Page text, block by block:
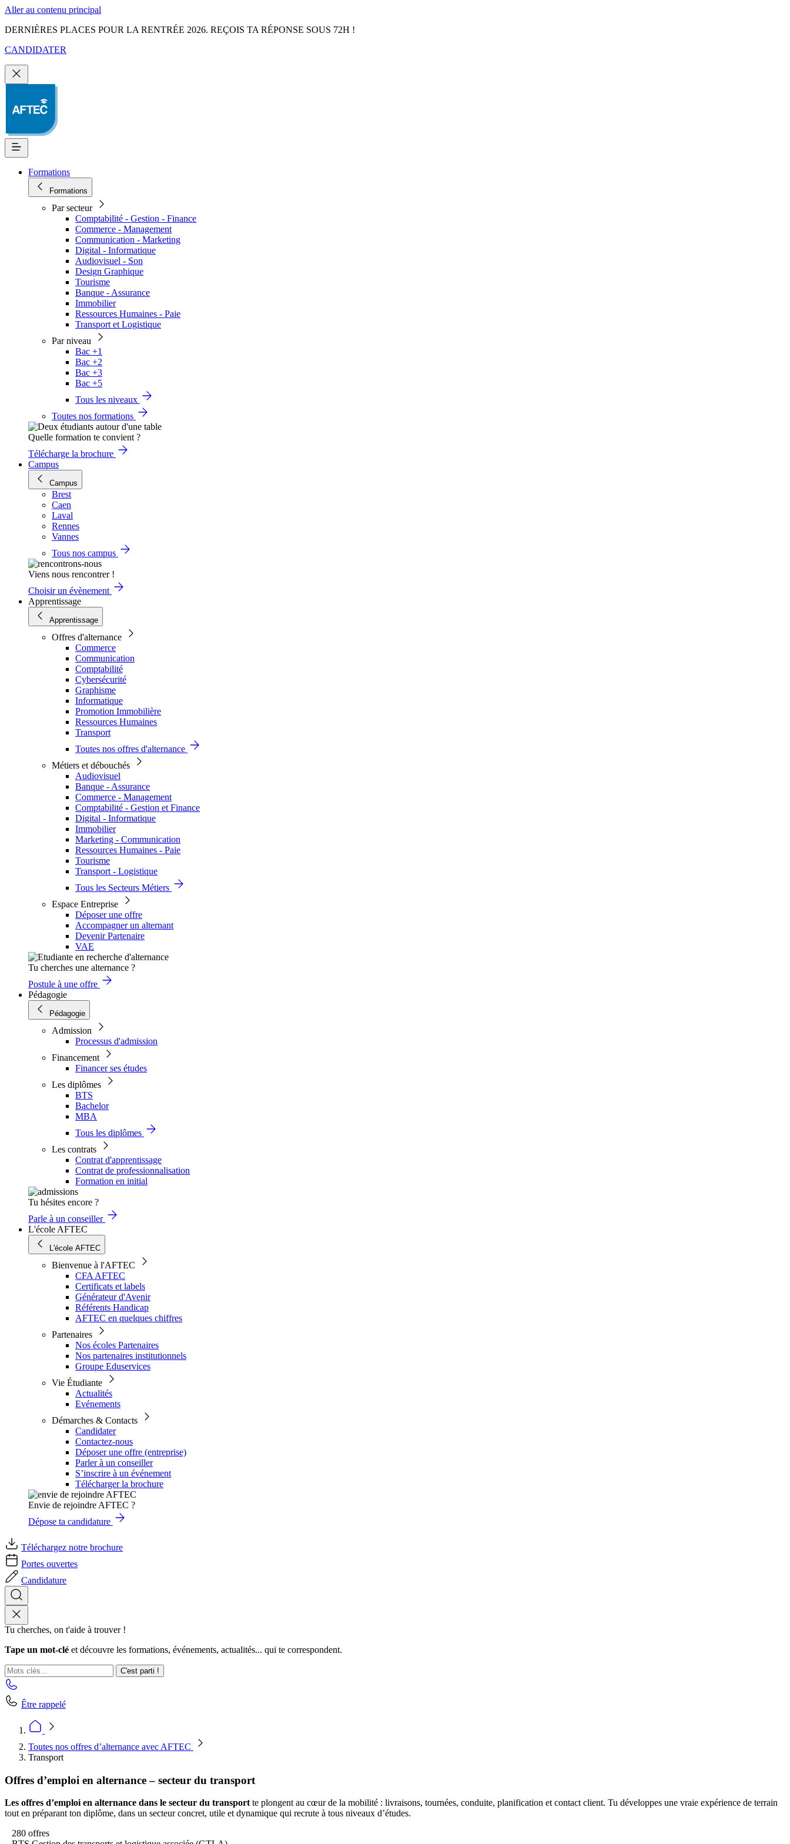
Aller au contenu principal
DERNIÈRES PLACES POUR LA RENTRÉE 2026. REÇOIS TA RÉPONSE SOUS 72H !
CANDIDATER
Formations
Formations
Par secteur
Comptabilité - Gestion - Finance
Commerce - Management
Communication - Marketing
Digital - Informatique
Audiovisuel - Son
Design Graphique
Tourisme
Banque - Assurance
Immobilier
Ressources Humaines - Paie
Transport et Logistique
Par niveau
Bac +1
Bac +2
Bac +3
Bac +5
Tous les niveaux
Toutes nos formations
Quelle formation te convient ?
Télécharge la brochure
Campus
Campus
Brest
Caen
Laval
Rennes
Vannes
Tous nos campus
Viens nous rencontrer !
Choisir un évènement
Apprentissage
Apprentissage
Offres d'alternance
Commerce
Communication
Comptabilité
Cybersécurité
Graphisme
Informatique
Promotion Immobilière
Ressources Humaines
Transport
Toutes nos offres d'alternance
Métiers et débouchés
Audiovisuel
Banque - Assurance
Commerce - Management
Comptabilité - Gestion et Finance
Digital - Informatique
Immobilier
Marketing - Communication
Ressources Humaines - Paie
Tourisme
Transport - Logistique
Tous les Secteurs Métiers
Espace Entreprise
Déposer une offre
Accompagner un alternant
Devenir Partenaire
VAE
Tu cherches une alternance ?
Postule à une offre
Pédagogie
Pédagogie
Admission
Processus d'admission
Financement
Financer ses études
Les diplômes
BTS
Bachelor
MBA
Tous les diplômes
Les contrats
Contrat d'apprentissage
Contrat de professionnalisation
Formation en initial
Tu hésites encore ?
Parle à un conseiller
L'école AFTEC
L'école AFTEC
Bienvenue à l'AFTEC
CFA AFTEC
Certificats et labels
Générateur d'Avenir
Référents Handicap
AFTEC en quelques chiffres
Partenaires
Nos écoles Partenaires
Nos partenaires institutionnels
Groupe Eduservices
Vie Étudiante
Actualités
Evénements
Démarches & Contacts
Candidater
Contactez-nous
Déposer une offre (entreprise)
Parler à un conseiller
S’inscrire à un événement
Télécharger la brochure
Envie de rejoindre AFTEC ?
Dépose ta candidature
Téléchargez notre brochure
Portes ouvertes
Candidature
Tu cherches, on t'aide à trouver !
Tape un mot-clé et découvre les formations, événements, actualités... qui te correspondent.
C'est parti !
Être rappelé
Toutes nos offres d’alternance avec AFTEC
Transport
Offres d’emploi en alternance – secteur du transport
Les offres d’emploi en alternance dans le secteur du transportte plongent au cœur de la mobilité : livraisons, tournées, conduite, planification et contact client. Tu développes une vraie expérience de terrain
tout en préparant ton diplôme, dans un secteur concret, utile et dynamique qui recrute à tous niveaux d’études.
280 offres